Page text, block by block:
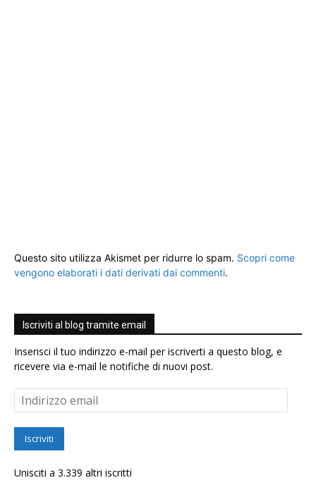
Questo sito utilizza Akismet per ridurre lo spam. Scopri come
vengono elaborati i dati derivati dai commenti.
Iscriviti al blog tramite email
Inserisci il tuo indirizzo e-mail per iscriverti a questo blog, e
ricevere via e-mail le notifiche di nuovi post.
Indirizzo
email
Iscriviti
Unisciti a 3.339 altri iscritti